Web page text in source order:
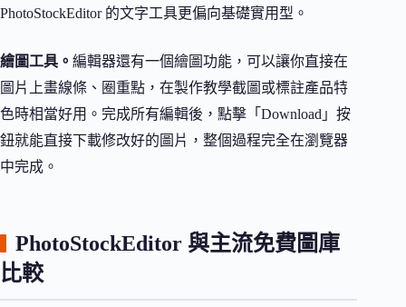
PhotoStockEditor 的文字工具更偏向基礎實用型。
繪圖工具。 編輯器還有一個繪圖功能，可以讓你直接在
圖片上畫線條、圈重點，在製作教學截圖或標註產品特
色時相當好用。完成所有編輯後，點擊「Download」按
鈕就能直接下載修改好的圖片，整個過程完全在瀏覽器
中完成。
PhotoStockEditor 與主流免費圖庫
比較